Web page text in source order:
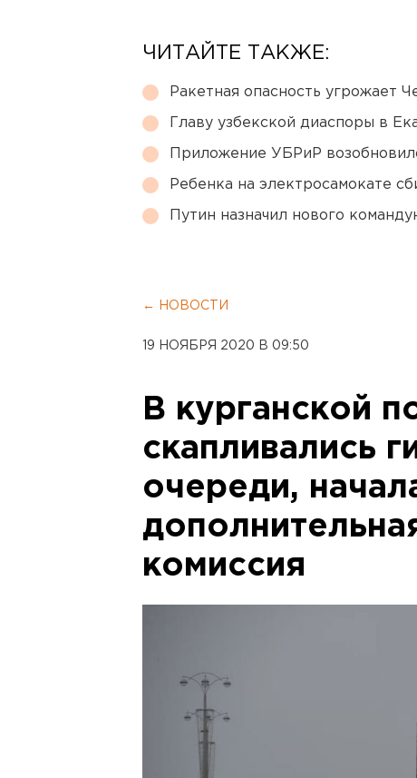
ЧИТАЙТЕ ТАКЖЕ:
Ракетная опасность угрожает
Главу узбекской диаспоры в
Приложение УБРиР
Ребенка на электросамокате
Путин назначил нового
← НОВОСТИ
19 НОЯБРЯ 2020 В 09:50
В курганской
скапливались
очереди,
комиссия